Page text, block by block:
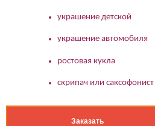
украшение детской
украшение автомобиля
ростовая кукла
скрипач или саксофонист
Заказать